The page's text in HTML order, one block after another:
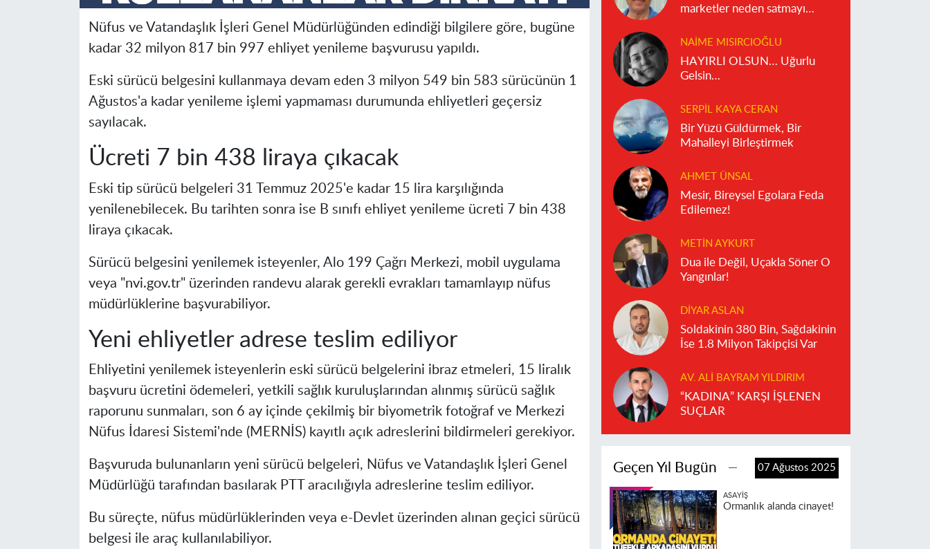
Nüfus ve Vatandaşlık İşleri Genel Müdürlüğünden edindiği bilgilere göre, bugüne
kadar 32 milyon 817 bin 997 ehliyet yenileme başvurusu yapıldı.
Eski sürücü belgesini kullanmaya devam eden 3 milyon 549 bin 583 sürücünün 1
Ağustos'a kadar yenileme işlemi yapmaması durumunda ehliyetleri geçersiz
sayılacak.
Ücreti 7 bin 438 liraya çıkacak
Eski tip sürücü belgeleri 31 Temmuz 2025'e kadar 15 lira karşılığında
yenilenebilecek. Bu tarihten sonra ise B sınıfı ehliyet yenileme ücreti 7 bin 438
liraya çıkacak.
Sürücü belgesini yenilemek isteyenler, Alo 199 Çağrı Merkezi, mobil uygulama
veya "nvi.gov.tr" üzerinden randevu alarak gerekli evrakları tamamlayıp nüfus
müdürlüklerine başvurabiliyor.
Yeni ehliyetler adrese teslim ediliyor
Ehliyetini yenilemek isteyenlerin eski sürücü belgelerini ibraz etmeleri, 15 liralık
başvuru ücretini ödemeleri, yetkili sağlık kuruluşlarından alınmış sürücü sağlık
raporunu sunmaları, son 6 ay içinde çekilmiş bir biyometrik fotoğraf ve Merkezi
Nüfus İdaresi Sistemi'nde (MERNİS) kayıtlı açık adreslerini bildirmeleri gerekiyor.
Başvuruda bulunanların yeni sürücü belgeleri, Nüfus ve Vatandaşlık İşleri Genel
Müdürlüğü tarafından basılarak PTT aracılığıyla adreslerine teslim ediliyor.
Bu süreçte, nüfus müdürlüklerinden veya e-Devlet üzerinden alınan geçici sürücü
belgesi ile araç kullanılabiliyor.
marketler neden satmayı
NAIME MISIRCIOĞLU
HAYIRLI OLSUN… Uğurlu
Gelsin…
SERPIL KAYA CERAN
Bir Yüzü Güldürmek, Bir
Mahalleyi Birleştirmek
AHMET ÜNSAL
Mesir, Bireysel Egolara Feda
Edilemez!
METIN AYKURT
Dua ile Değil, Uçakla Söner O
Yangınlar!
DIYAR ASLAN
Soldakinin 380 Bin, Sağdakinin
İse 1.8 Milyon Takipçisi Var
AV. ALI BAYRAM YILDIRIM
“KADINA” KARŞI İŞLENEN
SUÇLAR
Geçen Yıl Bugün 07 Ağustos 2025
ASAYIŞ
Ormanlık alanda cinayet!